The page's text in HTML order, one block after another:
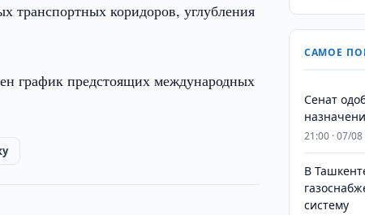
транспортных коридоров, углубления
график предстоящих международных
САМОЕ
Сенат
21:00 · 07/08
В
систему